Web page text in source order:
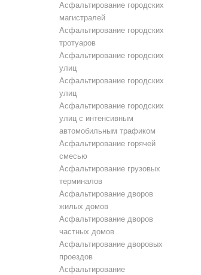
Асфальтирование городских
магистралей
Асфальтирование городских
тротуаров
Асфальтирование городских
улиц
Асфальтирование городских
улиц
Асфальтирование городских
улиц с интенсивным
автомобильным трафиком
Асфальтирование горячей
смесью
Асфальтирование грузовых
терминалов
Асфальтирование дворов
жилых домов
Асфальтирование дворов
частных домов
Асфальтирование дворовых
проездов
Асфальтирование